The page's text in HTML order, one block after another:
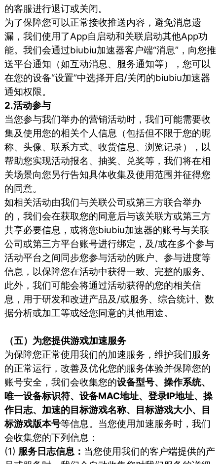
的客服进行退订或关闭。
为了保障您可以正常接收推送内容，避免消息遗
漏，我们使用了App自启动和关联启动其他App功
能。我们会通过biubiu加速器客户端“消息”，向您推
送平台通知（如互动消息、服务通知等），您可以
在您的设备“设置”中选择开启/关闭的biubiu加速器
通知权限。
2.活动参与
当您参与我们举办的营销活动时，我们可能需要收
集及使用您的相关个人信息（包括但不限于您的昵
称、头像、联系方式、收货信息、浏览记录），以
帮助您实现活动报名、抽奖、兑奖等，我们将在相
关场景向您另行告知具体收集及使用范围并征得您
的同意。
如相关活动由我们与关联公司或第三方联合举办
的，我们会在获取您的同意后与该关联方或第三方
共享必要信息，或将您biubiu加速器的账号与关联
公司或第三方平台账号进行绑定，及/或在多个参与
活动平台之间同步您参与活动的账户、参与进度等
信息，以保障您在活动中获得一致、完整的服务。
此外，我们可能会将通过活动获得的您的相关信
息，用于研发和改进产品及/或服务、综合统计、数
据分析或加工等或经您同意的其他用途。
（五）为您提供游戏加速服务
为保障您正常使用我们的加速服务，维护我们服务
的正常运行，改善及优化您的服务体验并保障您的
账号安全，我们会收集您的设备型号、操作系统、
唯一设备标识符、设备MAC地址、登录IP地址、操
作日志、加速的目标游戏名称、目标游戏大小、目
标游戏版本号等信息。当您使用加速服务时，我们
会收集您的下列信息：
(1) 服务日志信息： 当您使⽤我们的客户端提供的产